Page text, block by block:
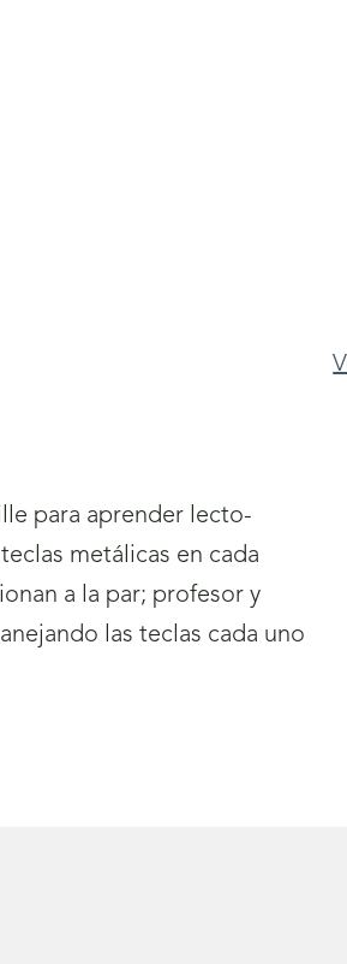
para aprender lecto-
metálicas en cada
a la par; profesor y
las teclas cada uno